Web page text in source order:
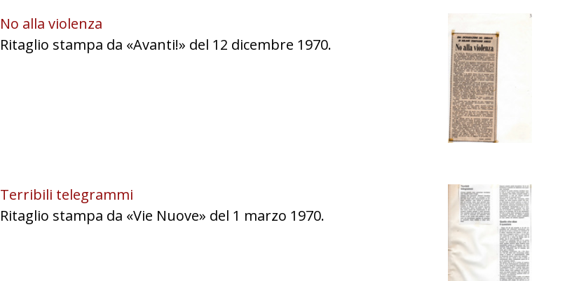
No alla violenza
Ritaglio stampa da «Avanti!» del 12 dicembre 1970.
Terribili telegrammi
Ritaglio stampa da «Vie Nuove» del 1 marzo 1970.